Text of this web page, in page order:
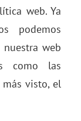
web. Ya
podemos
web
como las
visto, el